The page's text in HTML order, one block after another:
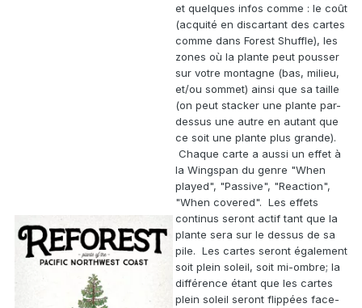
et quelques infos comme : le coût
(acquité en discartant des cartes
comme dans Forest Shuffle), les
zones où la plante peut pousser
sur votre montagne (bas, milieu,
et/ou sommet) ainsi que sa taille
(on peut stacker une plante par-
dessus une autre en autant que
ce soit une plante plus grande).
Chaque carte a aussi un effet à
la Wingspan du genre "When
played", "Passive", "Reaction",
"When covered". Les effets
continus seront actif tant que la
plante sera sur le dessus de sa
pile. Les cartes seront également
soit plein soleil, soit mi-ombre; la
différence étant que les cartes
plein soleil seront flippées face-